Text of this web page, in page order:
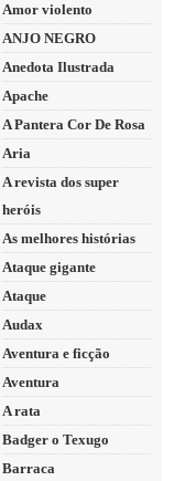
Amor violento
ANJO NEGRO
Anedota Ilustrada
Apache
A Pantera Cor De Rosa
Aria
A revista dos super
heróis
As melhores histórias
Ataque gigante
Ataque
Audax
Aventura e ficção
Aventura
A rata
Badger o Texugo
Barraca